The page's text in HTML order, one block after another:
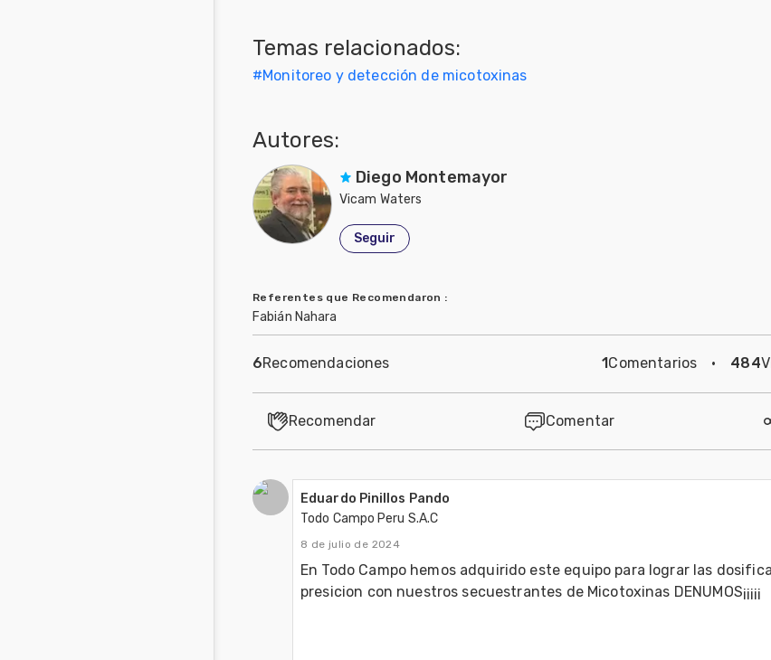
Temas relacionados:
#Monitoreo y detección de micotoxinas
Autores:
Diego Montemayor
Vicam Waters
Seguir
Referentes que Recomendaron :
Fabián Nahara
6Recomendaciones 1 Comentarios · 484
Recomendar Comentar
Eduardo Pinillos Pando
Todo Campo Peru S.A.C
8 de julio de 2024
En Todo Campo hemos adquirido este equipo para lograr las
presicion con nuestros secuestrantes de Micotoxinas DENUMOS¡¡¡¡¡